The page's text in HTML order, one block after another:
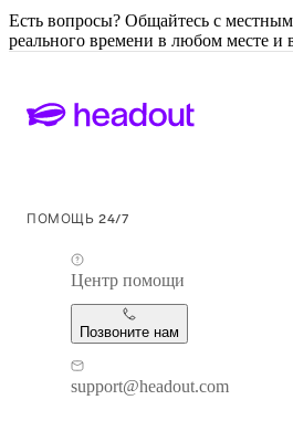
Есть вопросы? Общайтесь с
реального времени в любом месте и
ПОМОЩЬ 24/7
Центр помощи
Позвоните нам
support@headout.com